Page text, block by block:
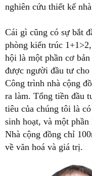
nghiên cứu thiết kế
Cái gì cũng có sự bắt
phòng kiến trúc
hội là một phần cơ
được người đầu tư
Công trình nhà cộng
ra làm. Tổng tiền đầu
tiêu của chúng tôi là
sinh hoạt, và một
Nhà cộng đồng chỉ
về văn hoá và giá trị.